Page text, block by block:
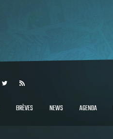
BRÈVES NEWS AGENDA